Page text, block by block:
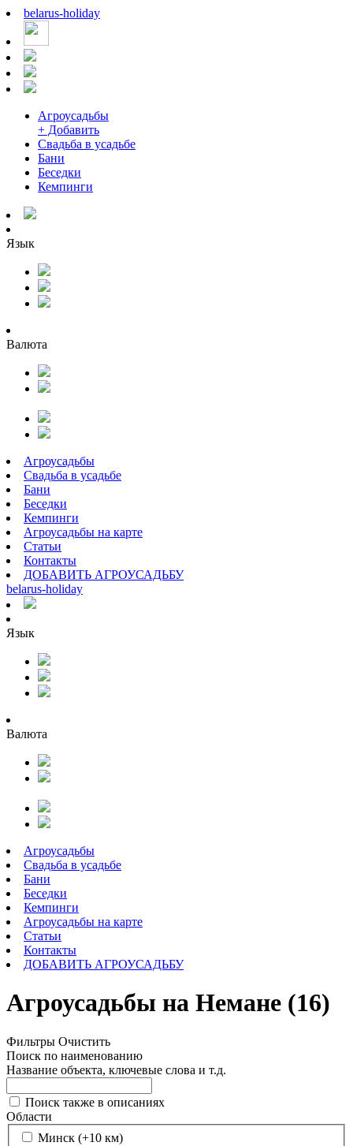
belarus-holiday
Агроусадьбы
+ Добавить
Свадьба в усадьбе
Бани
Беседки
Кемпинги
Язык
Валюта
Агроусадьбы
Свадьба в усадьбе
Бани
Беседки
Кемпинги
Агроусадьбы на карте
Статьи
Контакты
ДОБАВИТЬ АГРОУСАДЬБУ
belarus-holiday
Язык
Валюта
Агроусадьбы
Свадьба в усадьбе
Бани
Беседки
Кемпинги
Агроусадьбы на карте
Статьи
Контакты
ДОБАВИТЬ АГРОУСАДЬБУ
Агроусадьбы на Немане (16)
Фильтры Очистить
Поиск по наименованию
Название объекта, ключевые слова и т.д.
Поиск также в описаниях
Области
Минск (+10 км)